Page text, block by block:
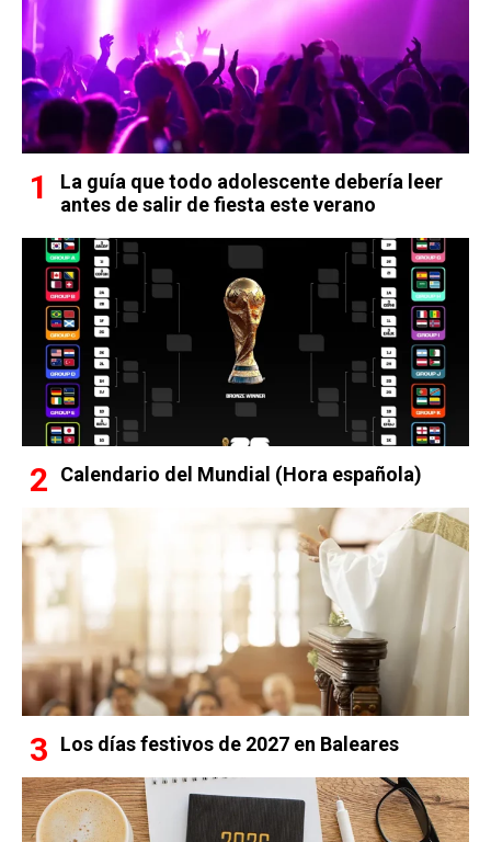
La guía que todo adolescente debería leer
antes de salir de fiesta este verano
Calendario del Mundial (Hora española)
Los días festivos de 2027 en Baleares